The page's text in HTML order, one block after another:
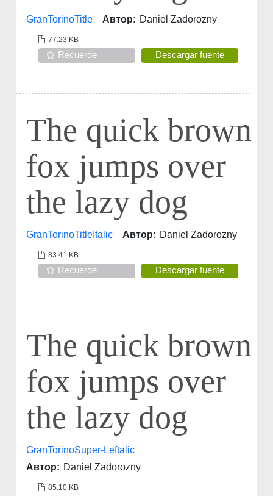
GranTorinoTitle Автор: Daniel Zadorozny
77.23 KB
Recuerde Descargar fuente
The quick brown
fox jumps over
the lazy dog
GranTorinoTitleItalic Автор: Daniel Zadorozny
83.41 KB
Recuerde Descargar fuente
The quick brown
fox jumps over
the lazy dog
GranTorinoSuper-Leftalic
Автор: Daniel Zadorozny
85.10 KB